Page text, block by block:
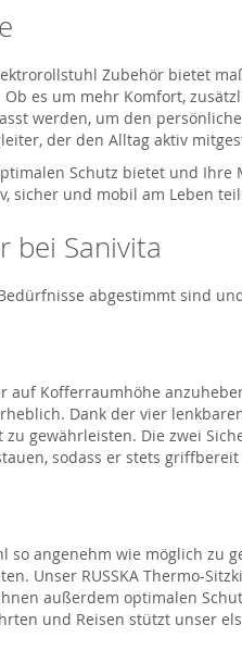
Zubehör bietet
es um mehr Komfort,
werden, um den
der den Alltag aktiv
Schutz bietet und Ihre
sicher und mobil am Leben
bei Sanivita
abgestimmt sind
auf Kofferraumhöhe
Dank der vier
gewährleisten. Die zwei
sodass er stets
so angenehm wie möglich zu
Unser RUSSKA Thermo-
außerdem optimalen
und Reisen stützt unser